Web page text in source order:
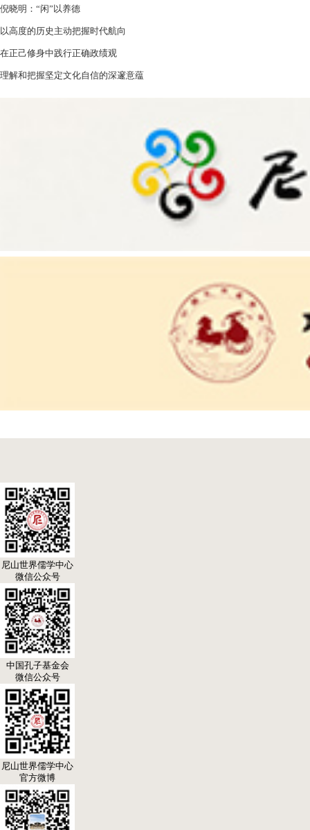
倪晓明：“闲”以养德
以高度的历史主动把握时代航向
在正己修身中践行正确政绩观
理解和把握坚定文化自信的深邃意蕴
尼山世界儒学中心
微信公众号
中国孔子基金会
微信公众号
尼山世界儒学中心
官方微博